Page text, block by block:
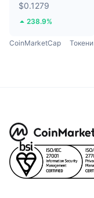
$0.1279
238.9%
CoinMarketCap Токени